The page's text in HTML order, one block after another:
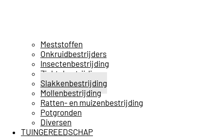
Meststoffen
Onkruidbestrijders
Insectenbestrijding
Ziektebestrijding
Slakkenbestrijding
Mollenbestrijding
Ratten- en muizenbestrijding
Potgronden
Diversen
TUINGEREEDSCHAP